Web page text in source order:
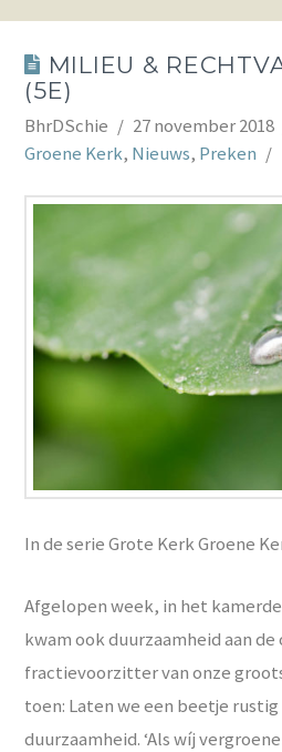
MILIEU &
(5E)
BhrDSchie
27 november 2018
Groene Kerk, Nieuws, Preken
In de serie Grote Kerk Groene
Afgelopen week, in het
kwam ook duurzaamheid aan de
fractievoorzitter van onze
toen: Laten we een beetje
duurzaamheid. ‘Als wíj